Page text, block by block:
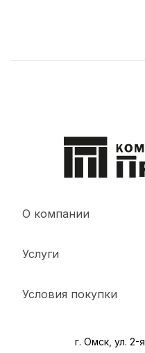
О компании
Услуги
Условия покупки
г. Омск, ул. 2-